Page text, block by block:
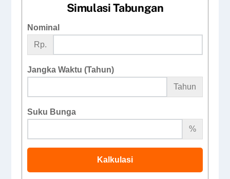
Simulasi Tabungan
Nominal
Rp.
Jangka Waktu (Tahun)
Tahun
Suku Bunga
%
Kalkulasi